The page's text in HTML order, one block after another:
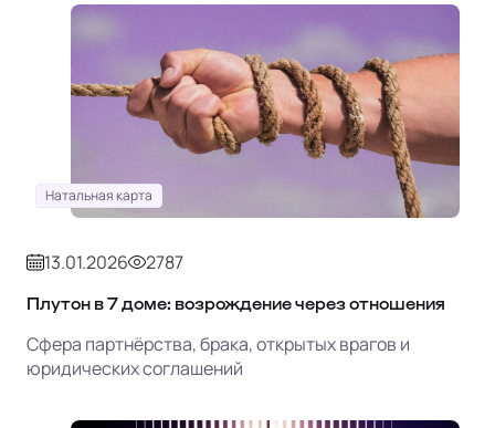
Натальная карта
13.01.2026 2787
Плутон в 7 доме: возрождение через отношения
Сфера партнёрства, брака, открытых врагов и
юридических соглашений